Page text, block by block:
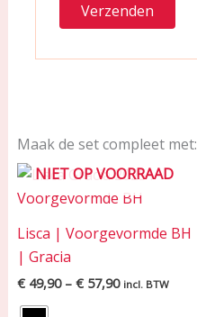
Maak de set compleet met:
NIET OP VOORRAAD
Lisca | Voorgevormde BH
| Gracia
€49,90 – €57,90
Price
range:
€ 49,90
€ 57,90
incl. BTW